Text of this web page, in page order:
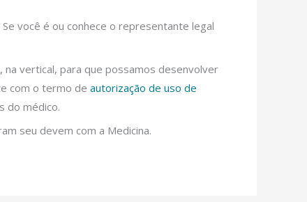
você é ou conhece o representante legal
vertical, para que possamos desenvolver
com o termo de autorização de uso de
do médico.
seu devem com a Medicina.